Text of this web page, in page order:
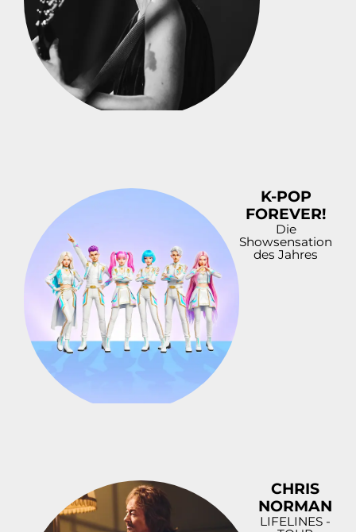
K-POP
FOREVER!
Die
Showsensation
des Jahres
CHRIS
NORMAN
LIFELINES -